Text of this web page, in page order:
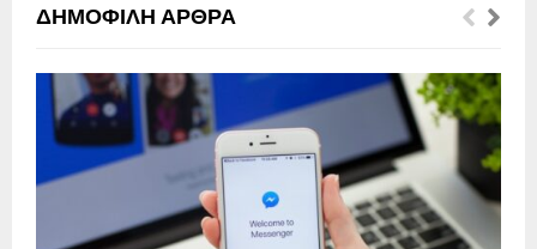
ΔΗΜΟΦΙΛΉ ΆΡΘΡΑ